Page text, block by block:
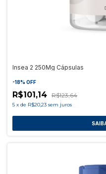
Insea 2 250Mg Cápsulas
-18% OFF
R$101,14 R$123,64
5 x de R$20,23 sem juros